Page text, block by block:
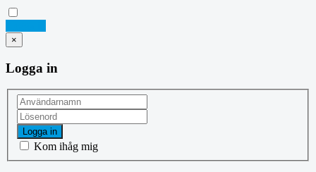
×
Logga in
Logga in
Kom ihåg mig